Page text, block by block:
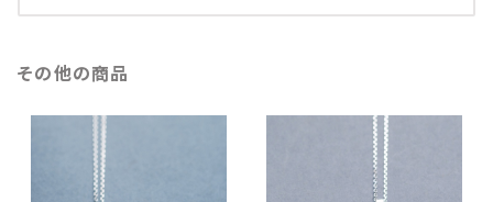
その他の商品